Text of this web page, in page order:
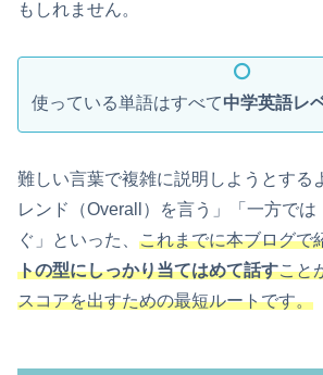
もしれません。
使っている単語はすべて中学英語レ
難しい言葉で複雑に説明しようとする
レンド（Overall）を言う」「一方では
ぐ」といった、 これまでに本ブログで
トの型にしっかり当てはめて話すこと
スコアを出すための最短ルートです。